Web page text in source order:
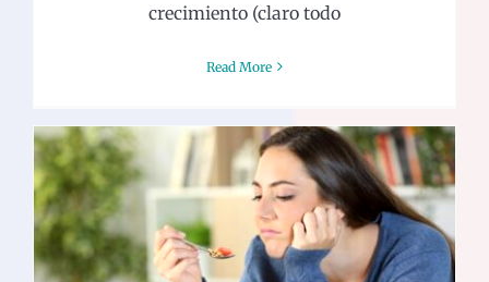
crecimiento (claro todo
Read More
Síntomas y causas odontológicas de